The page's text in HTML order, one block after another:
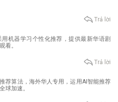
机器学习个性化推荐，提供最新华语剧
看。
Trả lời
荐算法，海外华人专用，运用AI智能推荐
球加速。
Trả lời